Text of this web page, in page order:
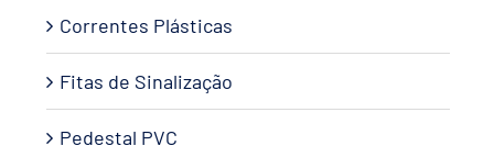
Correntes Plásticas
Fitas de Sinalização
Pedestal PVC